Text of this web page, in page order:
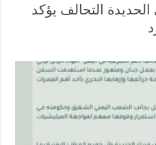
التحالف يؤكد